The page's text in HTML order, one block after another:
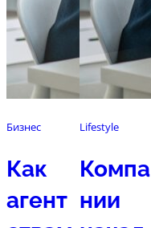
Бизнес
Как
агент
Lifestyle
Компа
нии